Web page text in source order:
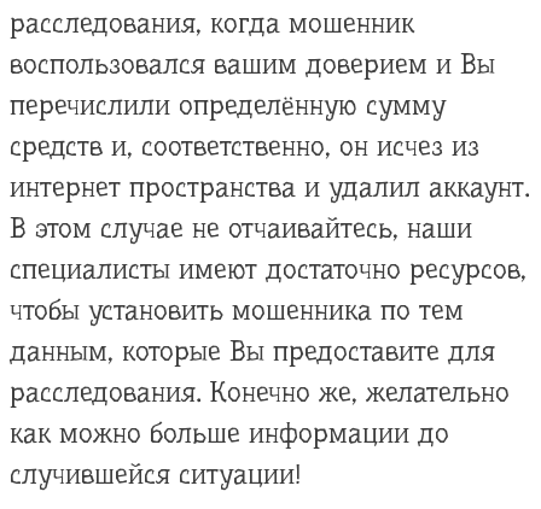
расследования, когда мошенник
воспользовался вашим доверием и Вы
перечислили определённую сумму
средств и, соответственно, он исчез из
интернет пространства и удалил аккаунт.
В этом случае не отчаивайтесь, наши
специалисты имеют достаточно ресурсов,
чтобы установить мошенника по тем
данным, которые Вы предоставите для
расследования. Конечно же, желательно
как можно больше информации до
случившейся ситуации!